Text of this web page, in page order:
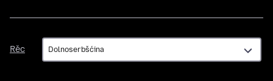
Rěc
Rěc